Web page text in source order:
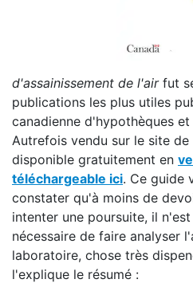
d'assainissement de l'airfut
publications les plus utiles
canadienne d'hypothèques
Autrefois vendu sur le site
disponible gratuitement en
téléchargeable ici. Ce guide
constater qu'à moins de
intenter une poursuite, il
nécessaire de faire analyser
laboratoire, chose très
l'explique le résumé :